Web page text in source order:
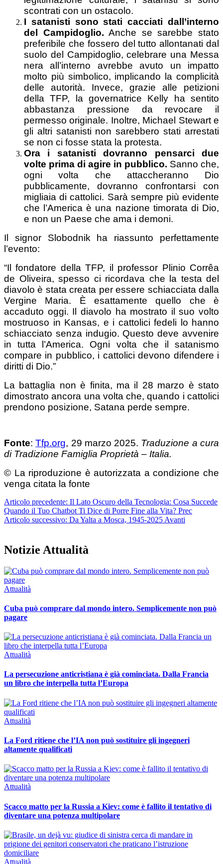
scontrati con un ostacolo.
I satanisti sono stati cacciati dall’interno
del Campidoglio. Anche se sarebbe stato
preferibile che fossero del tutto allontanati dal
suolo del Campidoglio, celebrare una Messa
nera all’interno avrebbe avuto un impatto
molto più simbolico, implicando la complicità
delle autorità. Invece, grazie alle petizioni
della TFP, la governatrice Kelly ha sentito
abbastanza pressione da revocare il
permesso originale. Inoltre, Michael Stewart e
gli altri satanisti non sarebbero stati arrestati
se non ci fosse stata la protesta.
Ora i satanisti dovranno pensarci due
volte prima di agire in pubblico. Sanno che,
ogni volta che attaccheranno Dio
pubblicamente, dovranno confrontarsi con
migliaia di cattolici. Sarà sempre più evidente
che l’America è una nazione timorata di Dio,
e non un Paese che ama i demoni.
Il signor Slobodnik ha riassunto perfettamente
l’evento:
“Il fondatore della TFP, il professor Plinio Corrêa
de Oliveira, spesso ci ricordava che la testa del
diavolo è stata creata per essere schiacciata dalla
Vergine Maria. È esattamente quello che è
accaduto oggi. Il diavolo ha mostrato il suo volto
mostruoso in Kansas, e i cattolici fedeli lo hanno
schiacciato senza indugio. Questo deve avvenire
in tutta l’America. Ogni volta che il satanismo
compare in pubblico, i cattolici devono difendere i
diritti di Dio.”
La battaglia non è finita, ma il 28 marzo è stato
dimostrato ancora una volta che, quando i cattolici
prendono posizione, Satana perde sempre.
Fonte:Tfp.org, 29 marzo 2025. Traduzione a cura
di Tradizione Famiglia Proprietà – Italia.
© La riproduzione è autorizzata a condizione che
venga citata la fonte
Articolo precedente: Il Lato Oscuro della Tecnologia: Cosa Succede
Quando il Tuo Chatbot Ti Dice di Porre Fine alla Vita? Prec
Articolo successivo: Da Yalta a Mosca, 1945-2025 Avanti
Notizie Attualità
Attualità
Cuba può comprare dal mondo intero. Semplicemente non può
pagare
Attualità
La persecuzione anticristiana è già cominciata. Dalla Francia
un libro che interpella tutta l’Europa
Attualità
La Ford ritiene che l’IA non può sostituire gli ingegneri
altamente qualificati
Attualità
Scacco matto per la Russia a Kiev: come è fallito il tentativo di
diventare una potenza multipolare
Attualità